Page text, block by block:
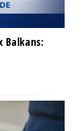
Balkans: